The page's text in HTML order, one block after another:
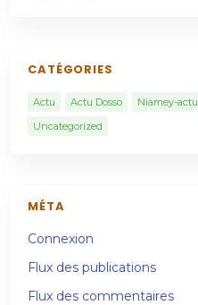
CATÉGORIES
Actu Actu Dosso
Niamey-actu
Uncategorized
MÉTA
Connexion
Flux des publications
Flux des commentaires